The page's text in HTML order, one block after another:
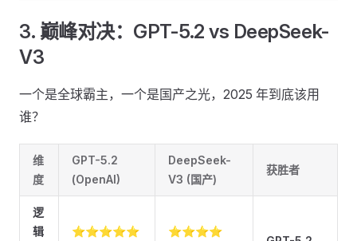
3. 巅峰对决：GPT-5.2 vs DeepSeek-
V3
一个是全球霸主，一个是国产之光，2025 年到底该用
谁？
维
度
GPT-5.2
(OpenAI)
DeepSeek-
V3 (国产)
获胜者
逻
辑
⭐⭐⭐⭐⭐
⭐⭐⭐⭐